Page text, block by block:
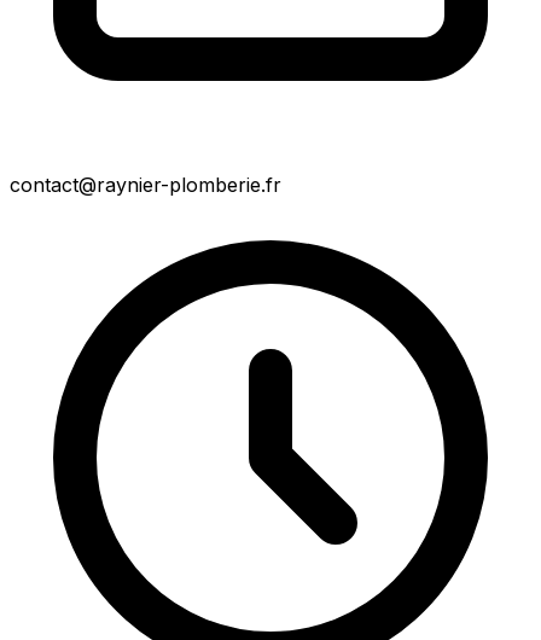
contact@raynier-plomberie.fr